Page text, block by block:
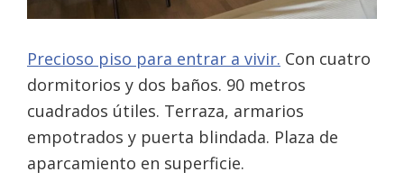
Precioso piso para entrar a vivir. Con cuatro
dormitorios y dos baños. 90 metros
cuadrados útiles. Terraza, armarios
empotrados y puerta blindada. Plaza de
aparcamiento en superficie.